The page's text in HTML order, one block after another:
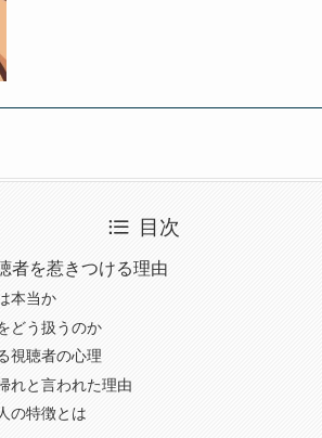
目次
者を惹きつける理由
本当か
どう扱うのか
視聴者の心理
れと言われた理由
の特徴とは